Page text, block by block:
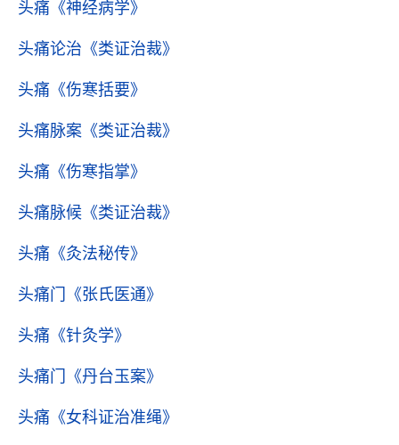
头痛 《神经病学》
头痛论治 《类证治裁》
头痛 《伤寒括要》
头痛脉案 《类证治裁》
头痛 《伤寒指掌》
头痛脉候 《类证治裁》
头痛 《灸法秘传》
头痛门 《张氏医通》
头痛 《针灸学》
头痛门 《丹台玉案》
头痛 《女科证治准绳》